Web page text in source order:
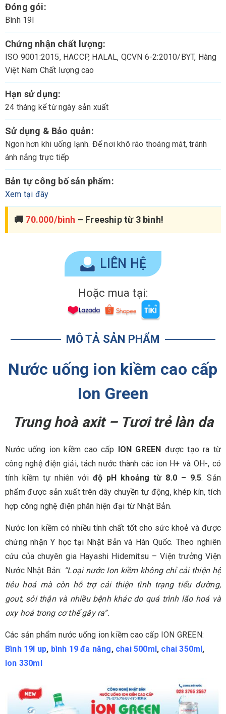
LIÊN HỆ
Đóng gói:
Bình 19l
Chứng nhận chất lượng:
ISO 9001:2015, HACCP, HALAL, QCVN 6-2:2010/BYT, Hàng
Việt Nam Chất lượng cao
Hạn sử dụng:
24 tháng kể từ ngày sản xuất
Sử dụng & Bảo quản:
Ngon hơn khi uống lạnh. Để nơi khô ráo thoáng mát, tránh
ánh nắng trực tiếp
Bản tự công bố sản phẩm:
Xem tại đây
🚚 70.000/bình – Freeship từ 3 bình!
Hoặc mua tại:
MÔ TẢ SẢN PHẨM
Nước uống ion kiềm cao cấp
Ion Green
Trung hoà axit – Tươi trẻ làn da
Nước uống ion kiềm cao cấp ION GREEN được tạo ra từ
công nghệ điện giải, tách nước thành các ion H+ và OH-, có
tính kiềm tự nhiên với độ pH khoảng từ 8.0 – 9.5. Sản
phẩm được sản xuất trên dây chuyền tự động, khép kín, tích
hợp công nghệ điện phân hiện đại từ Nhật Bản.
Nước Ion kiềm có nhiều tính chất tốt cho sức khoẻ và được
chứng nhận Y học tại Nhật Bản và Hàn Quốc. Theo nghiên
cứu của chuyên gia Hayashi Hidemitsu – Viện trưởng Viện
Nước Nhật Bản: “Loại nước Ion kiềm không chỉ cải thiện hệ
tiêu hoá mà còn hỗ trợ cải thiện tình trạng tiểu đường,
gout, sỏi thận và nhiều bệnh khác do quá trình lão hoá và
oxy hoá trong cơ thể gây ra”.
Các sản phẩm nước uống ion kiềm cao cấp ION GREEN:
Bình 19l up, bình 19 đa năng, chai 500ml , chai 350ml ,
lon 330ml